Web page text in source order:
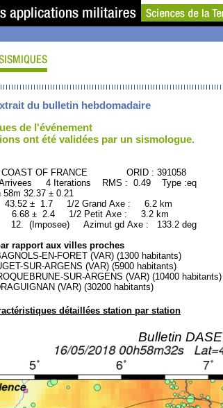
du bulletin hebdomadaire
de l'événement
ont été validées par un sismologue.
COAST OF FRANCE ORID : 391058
4 Iterations RMS : 0.49 Type :eq
58m 32.37 ± 0.21
± 1.7 1/2 Grand Axe : 6.2 km
± 2.4 1/2 Petit Axe : 3.2 km
(Imposee) Azimut gd Axe : 133.2 deg
rapport aux villes proches
EN-FORET (VAR) (1300 habitants)
SUR-ARGENS (VAR) (5900 habitants)
SUR-ARGENS (VAR) (10400 habitants)
(VAR) (30200 habitants)
détaillées station par station
Bulletin DASE